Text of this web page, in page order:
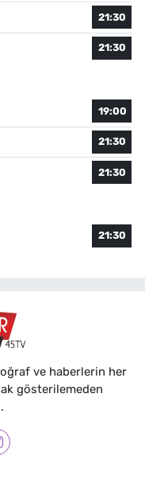
21:30
21:30
19:00
21:30
21:30
21:30
ve haberlerin her
gösterilemeden